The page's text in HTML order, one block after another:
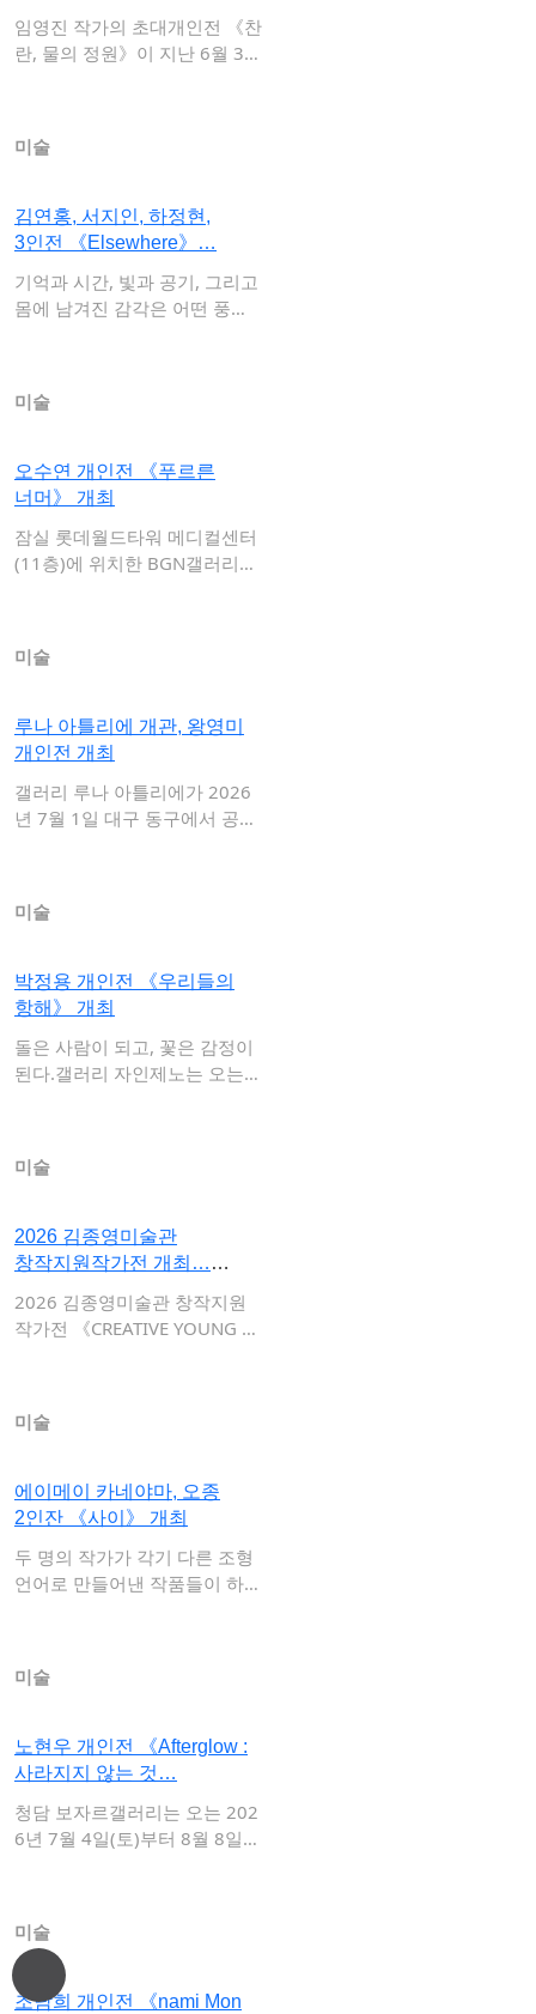
임영진 작가의 초대개인전 《찬
란, 물의 정원》이 지난 6월 3
미술
김연홍, 서지인, 하정현,
3인전 《Elsewhere》…
기억과 시간, 빛과 공기, 그리고
몸에 남겨진 감각은 어떤 풍경
미술
오수연 개인전 《푸르른
너머》 개최
잠실 롯데월드타워 메디컬센터
(11층)에 위치한 BGN갤러리는
미술
루나 아틀리에 개관, 왕영미
개인전 개최
갤러리 루나 아틀리에가 2026
년 7월 1일 대구 동구에서 공식
미술
박정용 개인전 《우리들의
항해》 개최
돌은 사람이 되고, 꽃은 감정이
된다.갤러리 자인제노는 오는 7
미술
2026 김종영미술관
창작지원작가전 개최…
2026 김종영미술관 창작지원
작가전 《CREATIVE YOUNG A
미술
에이메이 카네야마, 오종
2인잔 《사이》 개최
두 명의 작가가 각기 다른 조형
언어로 만들어낸 작품들이 하나
미술
노현우 개인전 《Afterglow :
사라지지 않는 것…
청담 보자르갤러리는 오는 202
6년 7월 4일(토)부터 8월 8일
미술
조남희 개인전 《nami Mon